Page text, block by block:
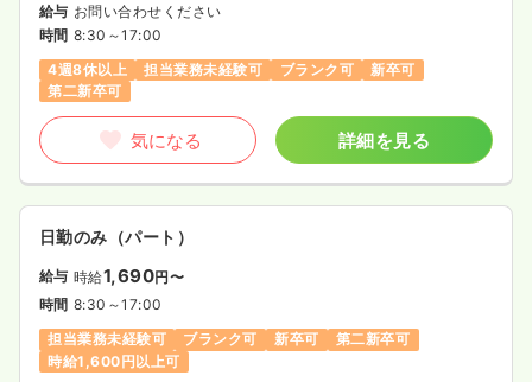
給与 お問い合わせください
時間 8:30～17:00
4週8休以上
担当業務未経験可 ブランク可
新卒可
第二新卒可
気になる 詳細を見る
日勤のみ（パート）
給与 時給1,690円〜
時間 8:30～17:00
担当業務未経験可
ブランク可 新卒可
第二新卒可
時給1,600円以上可